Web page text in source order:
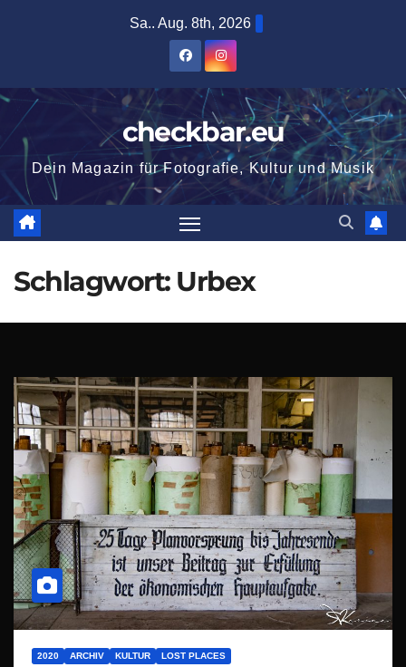
Sa.. Aug. 8th, 2026
checkbar.eu
Dein Magazin für Fotografie, Kultur und Musik
Schlagwort: Urbex
2020 ARCHIV KULTUR LOST PLACES